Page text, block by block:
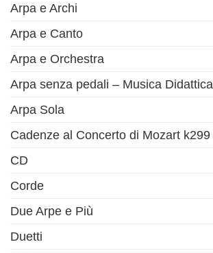
Arpa e Archi
Arpa e Canto
Arpa e Orchestra
Arpa senza pedali – Musica Didattica
Arpa Sola
Cadenze al Concerto di Mozart k299
CD
Corde
Due Arpe e Più
Duetti